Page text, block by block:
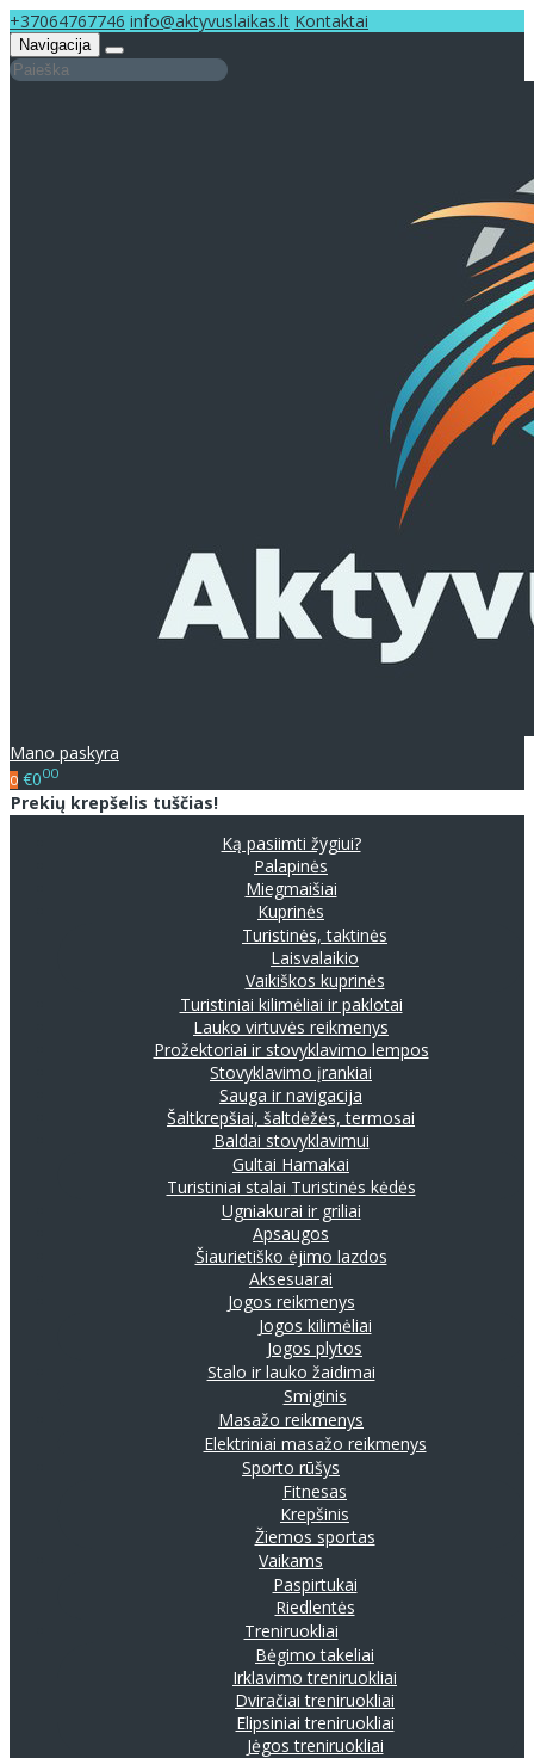
+37064767746 info@aktyvuslaikas.lt Kontaktai
Navigacija
Mano paskyra
0 €000
Prekių krepšelis tuščias!
Ką pasiimti žygiui?
Palapinės
Miegmaišiai
Kuprinės
Turistinės, taktinės
Laisvalaikio
Vaikiškos kuprinės
Turistiniai kilimėliai ir paklotai
Lauko virtuvės reikmenys
Prožektoriai ir stovyklavimo lempos
Stovyklavimo įrankiai
Sauga ir navigacija
Šaltkrepšiai, šaltdėžės, termosai
Baldai stovyklavimui
Gultai Hamakai
Turistiniai stalai Turistinės kėdės
Ugniakurai ir griliai
Apsaugos
Šiaurietiško ėjimo lazdos
Aksesuarai
Jogos reikmenys
Jogos kilimėliai
Jogos plytos
Stalo ir lauko žaidimai
Smiginis
Masažo reikmenys
Elektriniai masažo reikmenys
Sporto rūšys
Fitnesas
Krepšinis
Žiemos sportas
Vaikams
Paspirtukai
Riedlentės
Treniruokliai
Bėgimo takeliai
Irklavimo treniruokliai
Dviračiai treniruokliai
Elipsiniai treniruokliai
Jėgos treniruokliai